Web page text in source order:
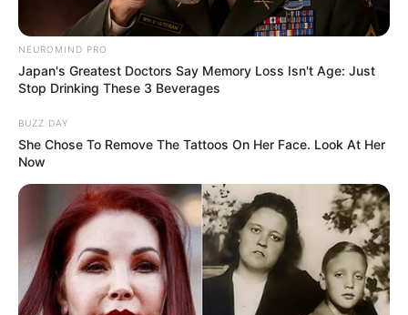
NEUROMIND PRO
Japan's Greatest Doctors Say Memory Loss Isn't Age: Just
Stop Drinking These 3 Beverages
BUZZ DAY
She Chose To Remove The Tattoos On Her Face. Look At Her
Now